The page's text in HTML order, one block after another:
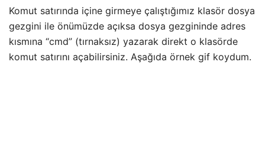
Komut satırında içine girmeye çalıştığımız klasör dosya
gezgini ile önümüzde açıksa dosya gezgininde adres
kısmına “cmd” (tırnaksız) yazarak direkt o klasörde
komut satırını açabilirsiniz. Aşağıda örnek gif koydum.